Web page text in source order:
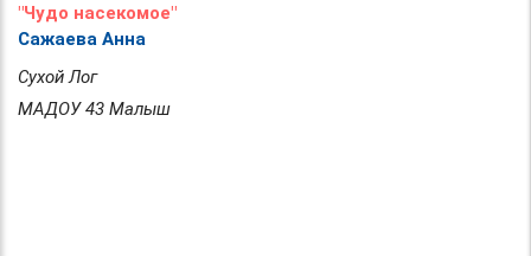
"Чудо насекомое"
Сажаева Анна
Сухой Лог
МАДОУ 43 Малыш